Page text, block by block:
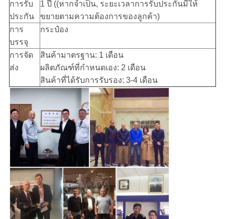
การรับ
ประกัน
1 ปี ((หากจําเป็น, ระยะเวลาการรับประกันมีให้
ขยายตามความต้องการของลูกค้า)
การ
บรรจุ
กระป๋อง
การจัด
ส่ง
สินค้ามาตรฐาน: 1 เดือน
ผลิตภัณฑ์ที่กําหนดเอง: 2 เดือน
สินค้าที่ได้รับการรับรอง: 3-4 เดือน